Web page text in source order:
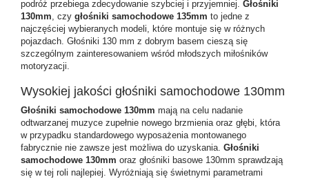
podróż przebiega zdecydowanie szybciej i przyjemniej. Głośniki
130mm, czy głośniki samochodowe 135mm to jedne z
najczęściej wybieranych modeli, które montuje się w różnych
pojazdach. Głośniki 130 mm z dobrym basem cieszą się
szczególnym zainteresowaniem wśród młodszych miłośników
motoryzacji.
Wysokiej jakości głośniki samochodowe 130mm
Głośniki samochodowe 130mm mają na celu nadanie
odtwarzanej muzyce zupełnie nowego brzmienia oraz głębi, która
w przypadku standardowego wyposażenia montowanego
fabrycznie nie zawsze jest możliwa do uzyskania. Głośniki
samochodowe 130mm oraz głośniki basowe 130mm sprawdzają
się w tej roli najlepiej. Wyróżniają się świetnymi parametrami